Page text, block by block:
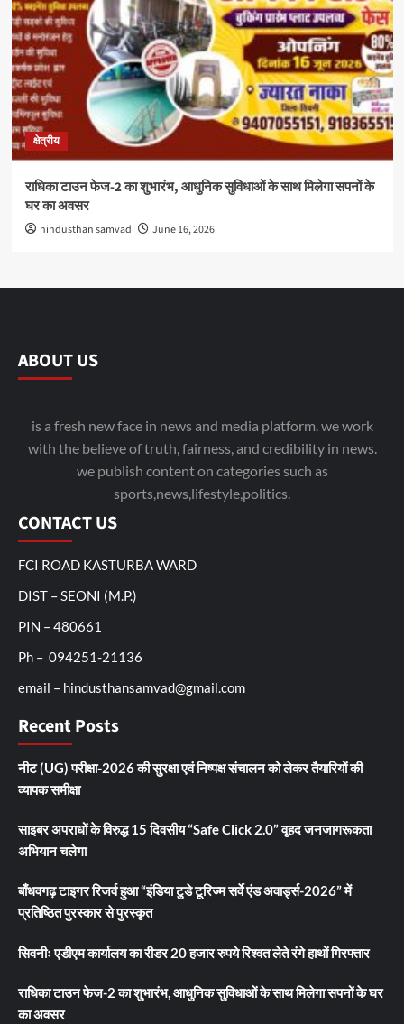
क्षेत्रीय
राधिका टाउन फेज-2 का शुभारंभ, आधुनिक सुविधाओं के साथ मिलेगा सपनों के
घर का अवसर
hindusthan samvad June 16, 2026
ABOUT US
is a fresh new face in news and media platform. we work
with the believe of truth, fairness, and credibility in news.
we publish content on categories such as
sports,news,lifestyle,politics.
CONTACT US
FCI ROAD KASTURBA WARD
DIST – SEONI (M.P.)
PIN – 480661
Ph – 094251-21136
email – hindusthansamvad@gmail.com
Recent Posts
नीट (UG) परीक्षा-2026 की सुरक्षा एवं निष्पक्ष संचालन को लेकर तैयारियों की
व्यापक समीक्षा
साइबर अपराधों के विरुद्ध 15 दिवसीय “Safe Click 2.0” वृहद जनजागरूकता
अभियान चलेगा
बाँधवगढ़ टाइगर रिजर्व हुआ “इंडिया टुडे टूरिज्म सर्वे एंड अवार्ड्स-2026” में
प्रतिष्ठित पुरस्कार से पुरस्कृत
सिवनीः एडीएम कार्यालय का रीडर 20 हजार रुपये रिश्वत लेते रंगे हाथों गिरफ्तार
राधिका टाउन फेज-2 का शुभारंभ, आधुनिक सुविधाओं के साथ मिलेगा सपनों के घर
का अवसर